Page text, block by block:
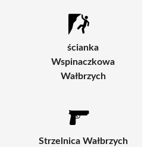
ścianka
Wspinaczkowa
Wałbrzych
Strzelnica Wałbrzych